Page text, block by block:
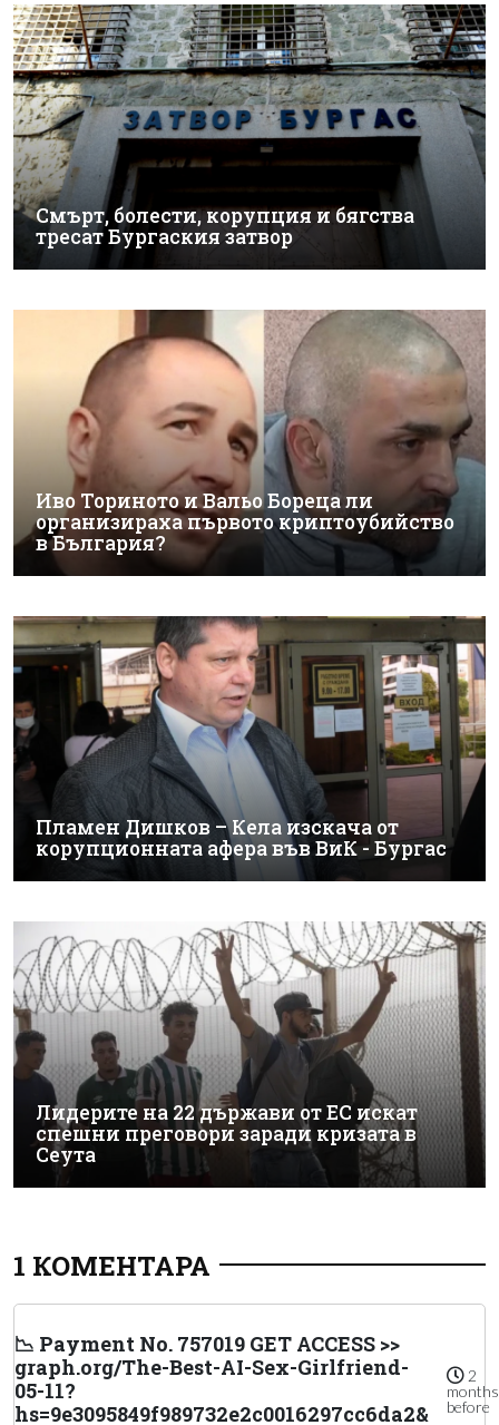
Смърт, болести, корупция и бягства
тресат Бургаския затвор
Иво Ториното и Вальо Бореца ли
организираха първото криптоубийство
в България?
Пламен Дишков – Кела изскача от
корупционната афера във ВиК - Бургас
Лидерите на 22 държави от ЕС искат
спешни преговори заради кризата в
Сеута
1 КОМЕНТАРА
📉 Payment No. 757019 GET ACCESS >>
graph.org/The-Best-AI-Sex-Girlfriend-
05-11?
hs=9e3095849f989732e2c0016297cc6da2&
2
months
before